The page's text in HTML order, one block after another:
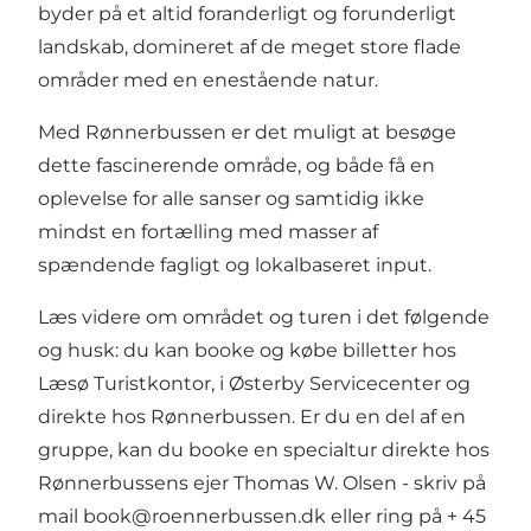
byder på et altid foranderligt og forunderligt
landskab, domineret af de meget store flade
områder med en enestående natur.
Med Rønnerbussen er det muligt at besøge
dette fascinerende område, og både få en
oplevelse for alle sanser og samtidig ikke
mindst en fortælling med masser af
spændende fagligt og lokalbaseret input.
Læs videre om området og turen i det følgende
og husk: du kan booke og købe billetter hos
Læsø Turistkontor, i Østerby Servicecenter og
direkte hos Rønnerbussen. Er du en del af en
gruppe, kan du booke en specialtur direkte hos
Rønnerbussens ejer Thomas W. Olsen - skriv på
mail book@roennerbussen.dk eller ring på + 45